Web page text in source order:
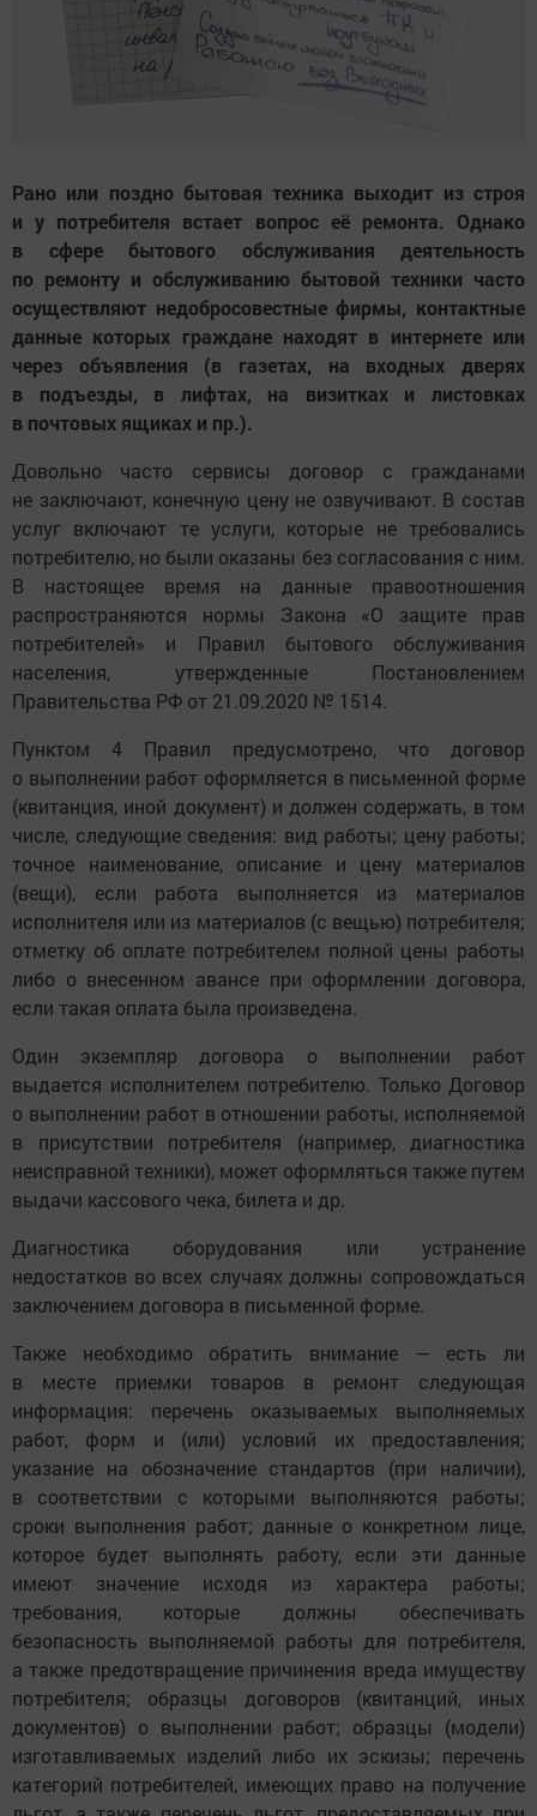
Рано или поздно бытовая техника выходит из строя
и у потребителя встает вопрос её ремонта. Однако
в сфере бытового обслуживания деятельность
по ремонту и обслуживанию бытовой техники часто
осуществляют недобросовестные фирмы, контактные
данные которых граждане находят в интернете или
через объявления (в газетах, на входных дверях
в подъезды, в лифтах, на визитках и листовках
в почтовых ящиках и пр.).
Довольно часто сервисы договор с гражданами
не заключают, конечную цену не озвучивают. В состав
услуг включают те услуги, которые не требовались
потребителю, но были оказаны без согласования с ним.
В настоящее время на данные правоотношения
распространяются нормы Закона «О защите прав
потребителей» и Правил бытового обслуживания
населения, утвержденные Постановлением
Правительства РФ от 21.09.2020 № 1514.
Пунктом 4 Правил предусмотрено, что договор
о выполнении работ оформляется в письменной форме
(квитанция, иной документ) и должен содержать, в том
числе, следующие сведения: вид работы; цену работы;
точное наименование, описание и цену материалов
(вещи), если работа выполняется из материалов
исполнителя или из материалов (с вещью) потребителя;
отметку об оплате потребителем полной цены работы
либо о внесенном авансе при оформлении договора,
если такая оплата была произведена.
Один экземпляр договора о выполнении работ
выдается исполнителем потребителю. Только Договор
о выполнении работ в отношении работы, исполняемой
в присутствии потребителя (например, диагностика
неисправной техники), может оформляться также путем
выдачи кассового чека, билета и др.
Диагностика оборудования или устранение
недостатков во всех случаях должны сопровождаться
заключением договора в письменной форме.
Также необходимо обратить внимание — есть ли
в месте приемки товаров в ремонт следующая
информация: перечень оказываемых выполняемых
работ, форм и (или) условий их предоставления;
указание на обозначение стандартов (при наличии),
в соответствии с которыми выполняются работы;
сроки выполнения работ; данные о конкретном лице,
которое будет выполнять работу, если эти данные
имеют значение исходя из характера работы;
требования, которые должны обеспечивать
безопасность выполняемой работы для потребителя,
а также предотвращение причинения вреда имуществу
потребителя; образцы договоров (квитанций, иных
документов) о выполнении работ; образцы (модели)
изготавливаемых изделий либо их эскизы; перечень
категорий потребителей, имеющих право на получение